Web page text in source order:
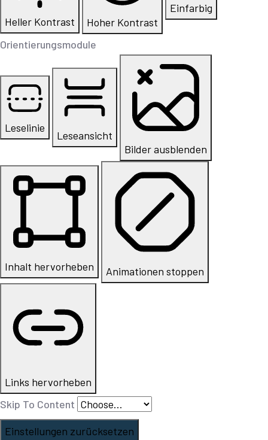
Heller Kontrast Hoher Kontrast
Einfarbig
Orientierungsmodule
Leselinie
Leseansicht
Bilder ausblenden
Inhalt hervorheben Animationen stoppen
Links hervorheben
Skip To Content
Einstellungen zurücksetzen